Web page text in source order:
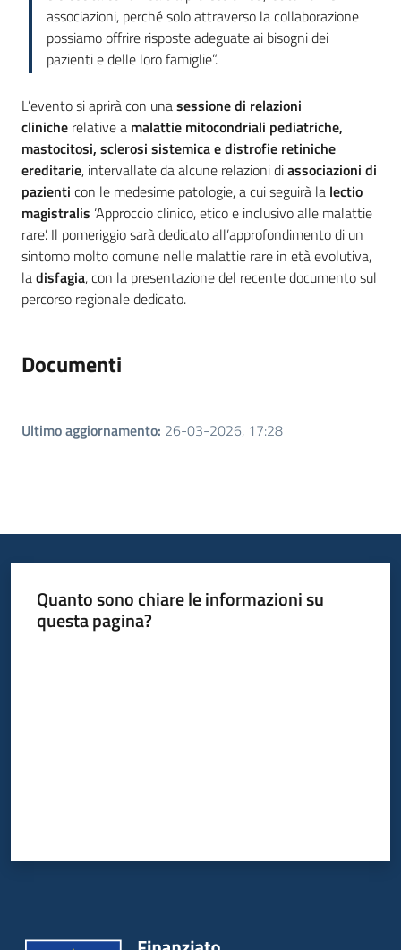
associazioni, perché solo attraverso la collaborazione
possiamo offrire risposte adeguate ai bisogni dei
pazienti e delle loro famiglie”.
L’evento si aprirà con unasessione di relazioni
cliniche relative a malattie mitocondriali pediatriche,
mastocitosi, sclerosi sistemica e distrofie retiniche
ereditarie, intervallate da alcune relazioni diassociazioni di
pazienti con le medesime patologie,a cui seguirà la lectio
magistralis ‘Approccio clinico,etico e inclusivo alle malattie
rare’. Il pomeriggio sarà dedicato all’approfondimento di un
sintomo molto comune nelle malattie rare in età evolutiva,
ladisfagia, con la presentazione del recente documento sul
percorso regionale dedicato.
Documenti
Ultimo aggiornamento: 26-03-2026, 17:28
Quanto sono chiare le informazioni su
questa pagina?